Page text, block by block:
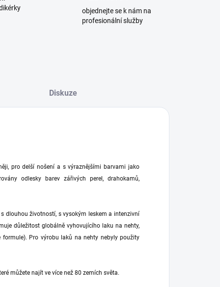
objednejte se k nám na
profesionální služby
Diskuze
pro delší nošení a s výraznějšími barvami jako
odlesky barev zářivých perel, drahokamů,
dlouhou životností, s vysokým leskem a intenzivní
důležitost globálně vyhovujícího laku na nehty,
Pro výrobu laků na nehty nebyly použity
můžete najít ve více než 80 zemích světa.